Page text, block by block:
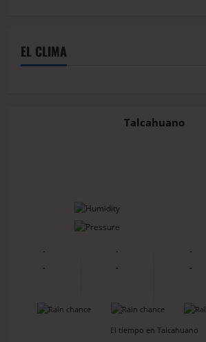
EL CLIMA
Talcahuano
-
-
-
-
-
-
-
-
-
-
-
El tiempo en Talcahuano